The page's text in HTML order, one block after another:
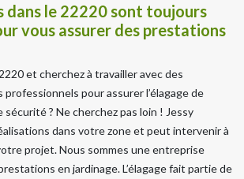
dans le 22220 sont toujours
vous assurer des prestations
et cherchez à travailler avec des
pour assurer l’élagage de
? Ne cherchez pas loin ! Jessy
dans votre zone et peut intervenir à
projet. Nous sommes une entreprise
en jardinage. L’élagage fait partie de